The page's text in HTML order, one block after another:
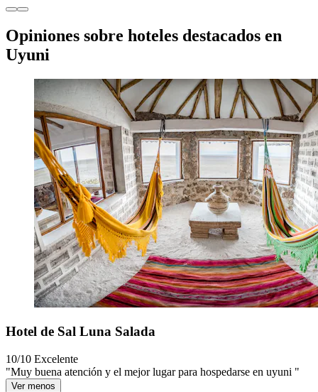
Opiniones sobre hoteles destacados en
Uyuni
Hotel de Sal Luna Salada
10/10 Excelente
"Muy buena atención y el mejor lugar para hospedarse en uyuni "
Ver menos